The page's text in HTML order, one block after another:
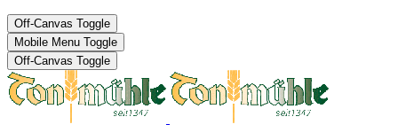
Off-Canvas Toggle
Mobile Menu Toggle
Off-Canvas Toggle